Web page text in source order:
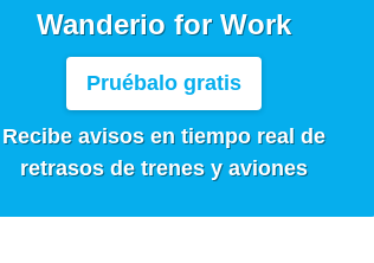
Wanderio for Work
Pruébalo gratis
Recibe avisos en tiempo real de
retrasos de trenes y aviones